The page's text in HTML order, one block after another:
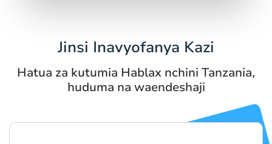
Jinsi Inavyofanya Kazi
Hatua za kutumia Hablax nchini Tanzania,
huduma na waendeshaji